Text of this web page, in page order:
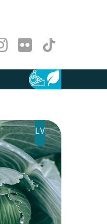
Instagram
Flick TikTok
Pieejamība
Ilgtspēja
LV